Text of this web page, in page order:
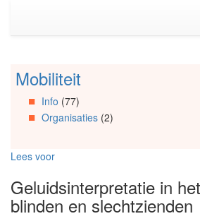
(Accesskey
Spring
Artikels
Spring
Spring
Organisaties
Spring
Mobiliteit
Info (77)
Organisaties(2)
Lees voor
Geluidsinterpretatie in
blinden en slechtzienden